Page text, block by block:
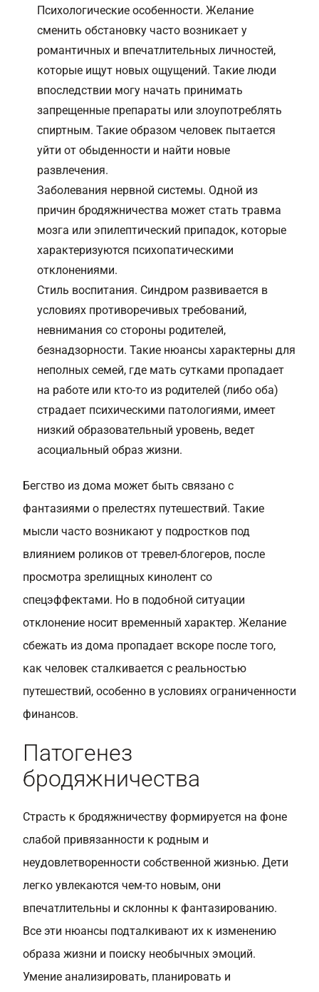
Психологические особенности. Желание
сменить обстановку часто возникает у
романтичных и впечатлительных личностей,
которые ищут новых ощущений. Такие люди
впоследствии могу начать принимать
запрещенные препараты или злоупотреблять
спиртным. Такие образом человек пытается
уйти от обыденности и найти новые
развлечения.
Заболевания нервной системы. Одной из
причин бродяжничества может стать травма
мозга или эпилептический припадок, которые
характеризуются психопатическими
отклонениями.
Стиль воспитания. Синдром развивается в
условиях противоречивых требований,
невнимания со стороны родителей,
безнадзорности. Такие нюансы характерны для
неполных семей, где мать сутками пропадает
на работе или кто-то из родителей (либо оба)
страдает психическими патологиями, имеет
низкий образовательный уровень, ведет
асоциальный образ жизни.
Бегство из дома может быть связано с
фантазиями о прелестях путешествий. Такие
мысли часто возникают у подростков под
влиянием роликов от тревел-блогеров, после
просмотра зрелищных кинолент со
спецэффектами. Но в подобной ситуации
отклонение носит временный характер. Желание
сбежать из дома пропадает вскоре после того,
как человек сталкивается с реальностью
путешествий, особенно в условиях ограниченности
финансов.
Патогенез
бродяжничества
Страсть к бродяжничеству формируется на фоне
слабой привязанности к родным и
неудовлетворенности собственной жизнью. Дети
легко увлекаются чем-то новым, они
впечатлительны и склонны к фантазированию.
Все эти нюансы подталкивают их к изменению
образа жизни и поиску необычных эмоций.
Умение анализировать, планировать и